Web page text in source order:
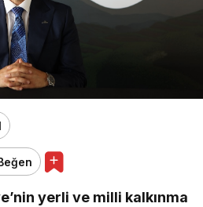
yerli ve milli kalkınma